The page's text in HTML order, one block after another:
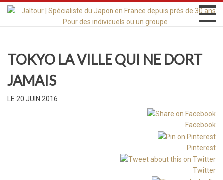
TOKYO LA VILLE QUI NE DORT
JAMAIS
LE 20 JUIN 2016
Facebook
Pinterest
Twitter